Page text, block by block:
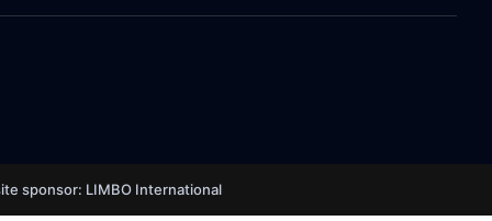
sponsor: LIMBO International